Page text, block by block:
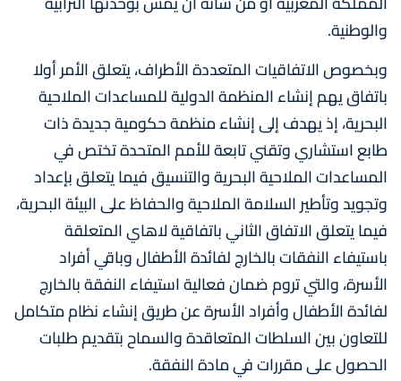
والوطنية.
وبخصوص الاتفاقيات المتعددة الأطراف، يتعلق الأمر أولا
باتفاق يهم إنشاء المنظمة الدولية للمساعدات الملاحية
البحرية، إذ يهدف إلى إنشاء منظمة حكومية جديدة ذات
طابع استشاري وتقني تابعة للأمم المتحدة تختص في
المساعدات الملاحية البحرية والتنسيق فيما يتعلق بإعداد
وتجويد وتأطير السلامة الملاحية والحفاظ على البيئة البحرية،
فيما يتعلق الاتفاق الثاني باتفاقية لاهاي المتعلقة
باستيفاء النفقات بالخارج لفائدة الأطفال وباقي أفراد
الأسرة، والتي تروم ضمان فعالية استيفاء النفقة بالخارج
لفائدة الأطفال وأفراد الأسرة عن طريق إنشاء نظام متكامل
للتعاون بين السلطات المتعاقدة والسماح بتقديم طلبات
الحصول على مقررات في مادة النفقة.